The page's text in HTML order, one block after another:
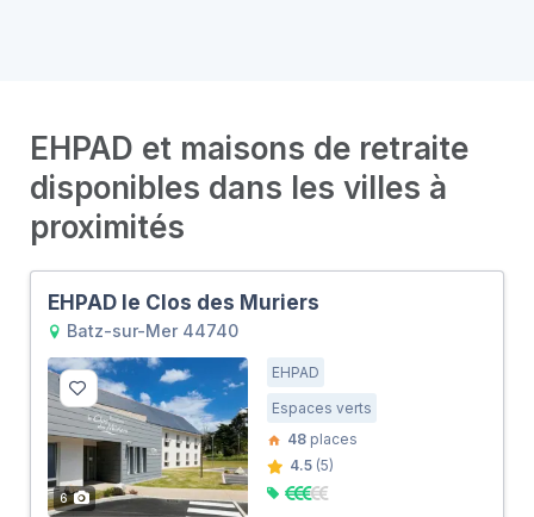
EHPAD et maisons de retraite
disponibles dans les villes à
proximités
EHPAD le Clos des Muriers
Batz-sur-Mer 44740
6
EHPAD
Espaces verts
48 places
4.5 (5)